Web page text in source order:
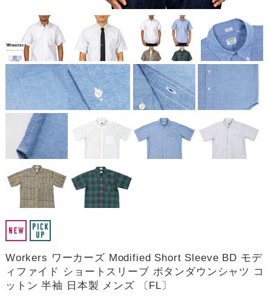
Workers ワーカーズ Modified Short Sleeve BD モデ
ィファイド ショートスリーブ ボタンダウンシャツ コ
ットン 半袖 日本製 メンズ 〔FL〕